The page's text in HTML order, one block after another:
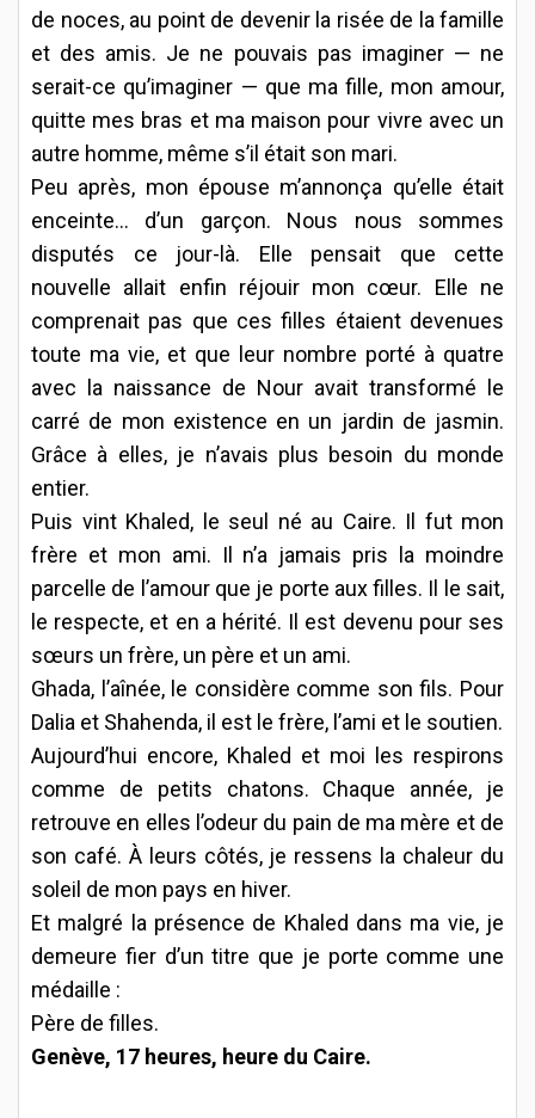
de noces, au point de devenir la risée de la famille
et des amis. Je ne pouvais pas imaginer — ne
serait-ce qu’imaginer — que ma fille, mon amour,
quitte mes bras et ma maison pour vivre avec un
autre homme, même s’il était son mari.
Peu après, mon épouse m’annonça qu’elle était
enceinte… d’un garçon. Nous nous sommes
disputés ce jour-là. Elle pensait que cette
nouvelle allait enfin réjouir mon cœur. Elle ne
comprenait pas que ces filles étaient devenues
toute ma vie, et que leur nombre porté à quatre
avec la naissance de Nour avait transformé le
carré de mon existence en un jardin de jasmin.
Grâce à elles, je n’avais plus besoin du monde
entier.
Puis vint Khaled, le seul né au Caire. Il fut mon
frère et mon ami. Il n’a jamais pris la moindre
parcelle de l’amour que je porte aux filles. Il le sait,
le respecte, et en a hérité. Il est devenu pour ses
sœurs un frère, un père et un ami.
Ghada, l’aînée, le considère comme son fils. Pour
Dalia et Shahenda, il est le frère, l’ami et le soutien.
Aujourd’hui encore, Khaled et moi les respirons
comme de petits chatons. Chaque année, je
retrouve en elles l’odeur du pain de ma mère et de
son café. À leurs côtés, je ressens la chaleur du
soleil de mon pays en hiver.
Et malgré la présence de Khaled dans ma vie, je
demeure fier d’un titre que je porte comme une
médaille :
Père de filles.
Genève, 17 heures, heure du Caire.